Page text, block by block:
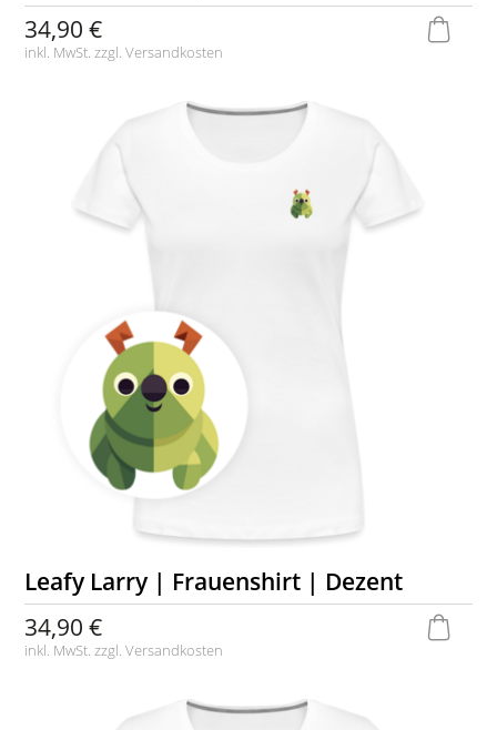
34,90 €
inkl. MwSt. zzgl.Versandkosten
Leafy Larry | Frauenshirt | Dezent
34,90 €
inkl. MwSt. zzgl.Versandkosten